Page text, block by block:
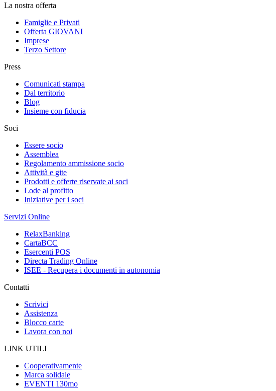
La nostra offerta
Famiglie e Privati
Offerta GIOVANI
Imprese
Terzo Settore
Press
Comunicati stampa
Dal territorio
Blog
Insieme con fiducia
Soci
Essere socio
Assemblea
Regolamento ammissione socio
Attività e gite
Prodotti e offerte riservate ai soci
Lode al profitto
Iniziative per i soci
Servizi Online
RelaxBanking
CartaBCC
Esercenti POS
Directa Trading Online
ISEE - Recupera i documenti in autonomia
Contatti
Scrivici
Assistenza
Blocco carte
Lavora con noi
LINK UTILI
Cooperativamente
Marca solidale
EVENTI 130mo